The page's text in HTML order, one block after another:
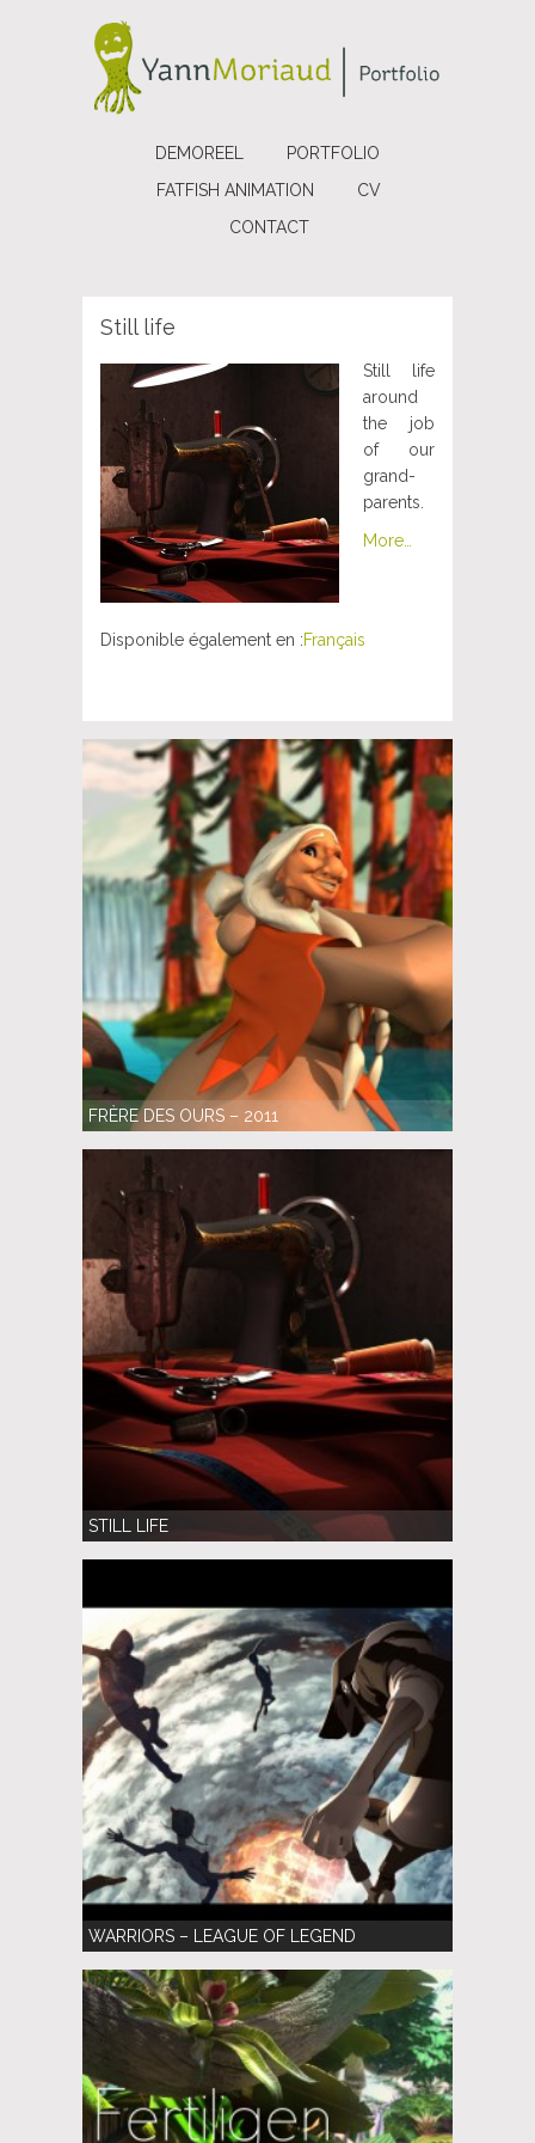
DEMOREEL
PORTFOLIO
FATFISH ANIMATION
CV
CONTACT
Still life
Still life
around
the job
of our
grand-
parents.
More…
Disponible également en :Français
FRÈRE DES OURS – 2011
STILL LIFE
WARRIORS – LEAGUE OF LEGEND